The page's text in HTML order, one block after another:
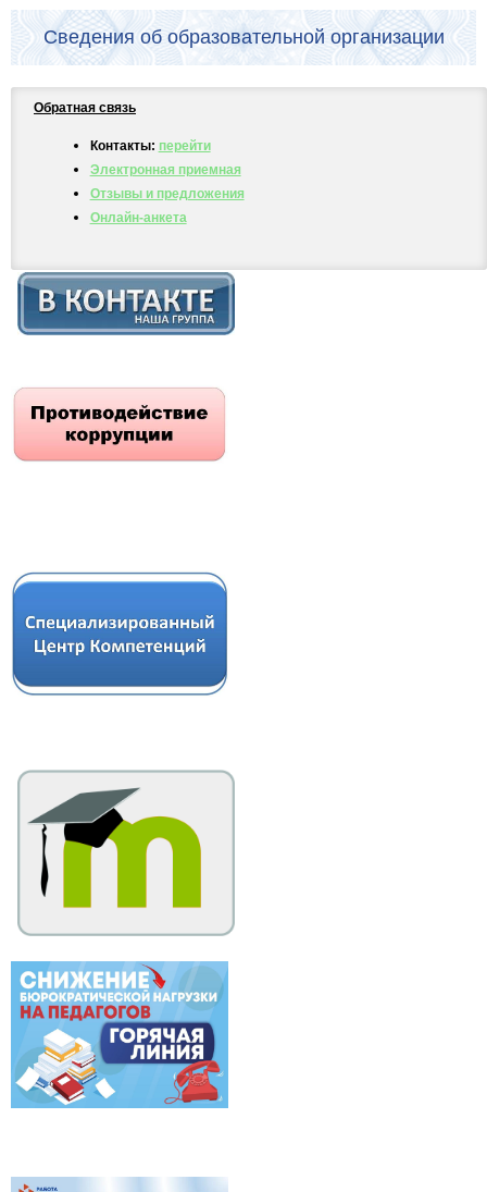
Сведения об образовательной организации
Обратная связь
Контакты: перейти
Электронная приемная
Отзывы и предложения
Онлайн-анкета